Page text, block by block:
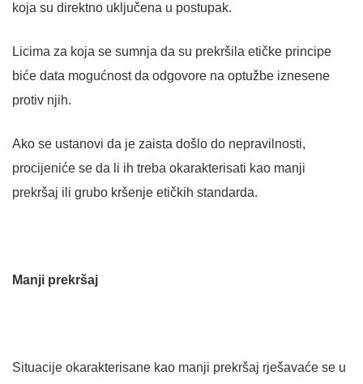
koja su direktno uključena u postupak.
Licima za koja se sumnja da su prekršila etičke principe
biće data mogućnost da odgovore na optužbe iznesene
protiv njih.
Ako se ustanovi da je zaista došlo do nepravilnosti,
procijeniće se da li ih treba okarakterisati kao manji
prekršaj ili grubo kršenje etičkih standarda.
Manji prekršaj
Situacije okarakterisane kao manji prekršaj rješavaće se u